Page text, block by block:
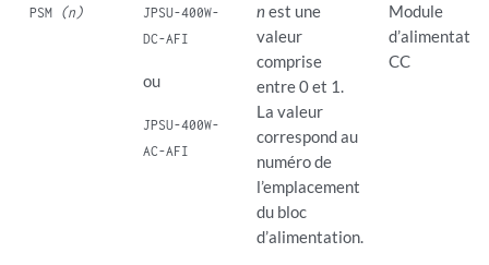
PSM (n)
JPSU-400W-
DC-AFI
ou
JPSU-400W-
AC-AFI
nest une
valeur
comprise
entre 0 et 1.
La valeur
correspond au
numéro de
l’emplacement
du bloc
d’alimentation.
Module
CC